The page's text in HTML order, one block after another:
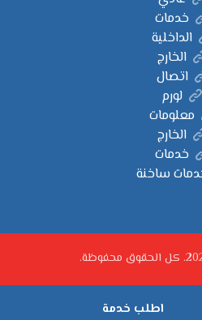
خدمات
الداخلية
الخارج
اتصال
لورم
معلومات
الخارج
خدمات
ساخنة
اطلب خدمة